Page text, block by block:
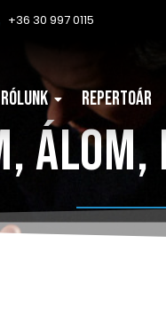
+36 30 997 0115
Rólunk Repertoár